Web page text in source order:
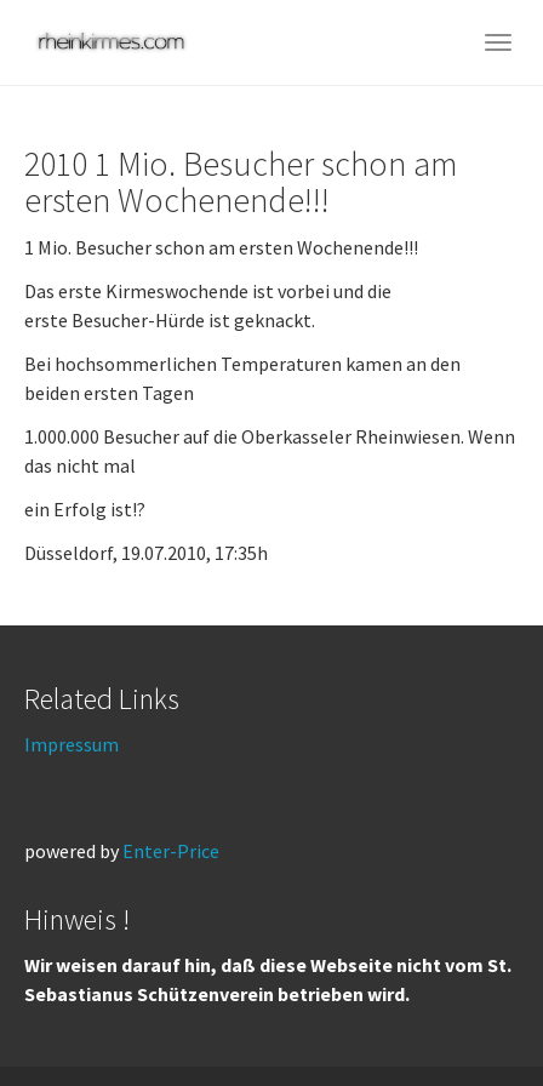
2010 1 Mio. Besucher schon am
ersten Wochenende!!!
1 Mio. Besucher schon am ersten Wochenende!!!
Das erste Kirmeswochende ist vorbei und die
erste Besucher-Hürde ist geknackt.
Bei hochsommerlichen Temperaturen kamen an den
beiden ersten Tagen
1.000.000 Besucher auf die Oberkasseler Rheinwiesen. Wenn
das nicht mal
ein Erfolg ist!?
Düsseldorf, 19.07.2010, 17:35h
Related Links
Impressum
powered by Enter-Price
Hinweis !
Wir weisen darauf hin, daß diese Webseite nicht vom St.
Sebastianus Schützenverein betrieben wird.